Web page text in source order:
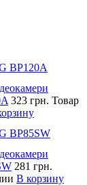
BP120A
323 грн. Товар
BP85SW
281 грн.
В корзину